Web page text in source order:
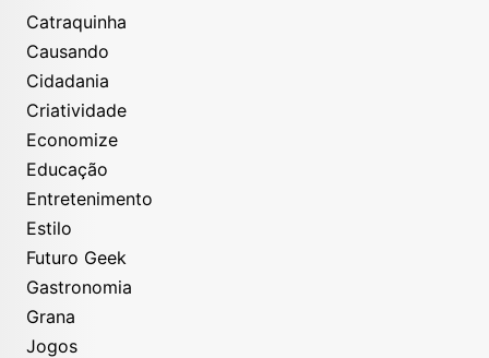
Catraquinha
Causando
Cidadania
Criatividade
Economize
Educação
Entretenimento
Estilo
Futuro Geek
Gastronomia
Grana
Jogos